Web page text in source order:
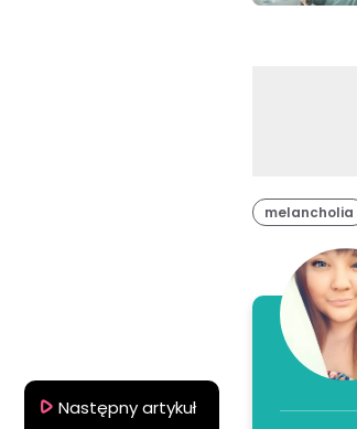
melancholia
Następny artykuł